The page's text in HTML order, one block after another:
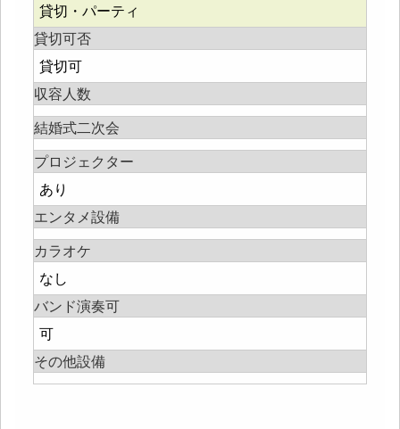
貸切・パーティ
貸切可否
貸切可
収容人数
結婚式二次会
プロジェクター
あり
エンタメ設備
カラオケ
なし
バンド演奏可
可
その他設備